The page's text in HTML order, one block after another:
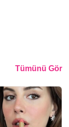
Tümünü Gör